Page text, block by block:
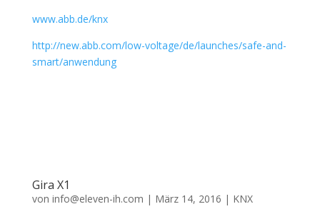
www.abb.de/knx
http://new.abb.com/low-voltage/de/launches/safe-and-
smart/anwendung
Gira X1
von info@eleven-ih.com | März 14, 2016 | KNX